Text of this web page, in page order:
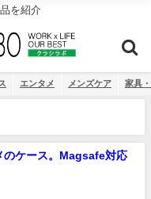
を紹介
エンタメ メンズケア 家具
ケース。Magsafe対応